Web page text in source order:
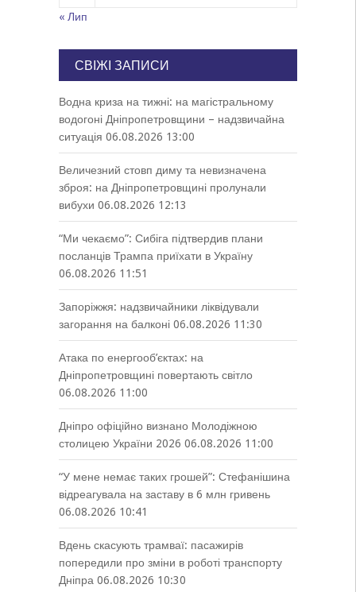
« Лип
СВІЖІ ЗАПИСИ
Водна криза на тижні: на магістральному
водогоні Дніпропетровщини – надзвичайна
ситуація 06.08.2026 13:00
Величезний стовп диму та невизначена
зброя: на Дніпропетровщині пролунали
вибухи 06.08.2026 12:13
“Ми чекаємо”: Сибіга підтвердив плани
посланців Трампа приїхати в Україну
06.08.2026 11:51
Запоріжжя: надзвичайники ліквідували
загорання на балконі 06.08.2026 11:30
Атака по енергооб’єктах: на
Дніпропетровщині повертають світло
06.08.2026 11:00
Дніпро офіційно визнано Молодіжною
столицею України 2026 06.08.2026 11:00
“У мене немає таких грошей”: Стефанішина
відреагувала на заставу в 6 млн гривень
06.08.2026 10:41
Вдень скасують трамваї: пасажирів
попередили про зміни в роботі транспорту
Дніпра 06.08.2026 10:30